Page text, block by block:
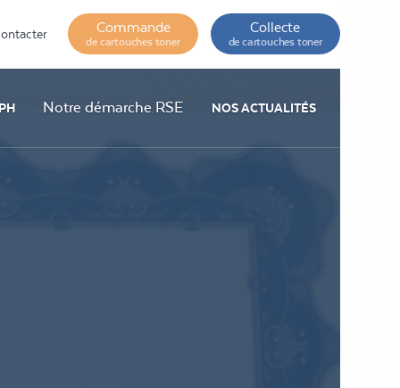
Commande
de cartouches toner
Collecte
de cartouches toner
Notre démarche RSE NOS ACTUALITÉS